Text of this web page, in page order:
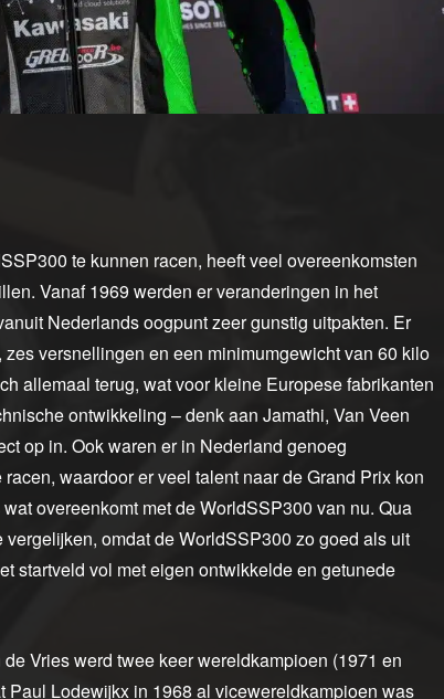
te kunnen racen, heeft veel overeenkomsten
Vanaf 1969 werden er veranderingen in het
Nederlands oogpunt zeer gunstig uitpakten. Er
versnellingen en een minimumgewicht van 60 kilo
allemaal terug, wat voor kleine Europese fabrikanten
ontwikkeling – denk aan Jamathi, Van Veen
op in. Ook waren er in Nederland genoeg
waardoor er veel talent naar de Grand Prix kon
overeenkomt met de WorldSSP300 van nu. Qua
omdat de WorldSSP300 zo goed als uit
startveld vol met eigen ontwikkelde en getunede
Vries werd twee keer wereldkampioen (1971 en
Lodewijkx in 1968 al vicewereldkampioen was